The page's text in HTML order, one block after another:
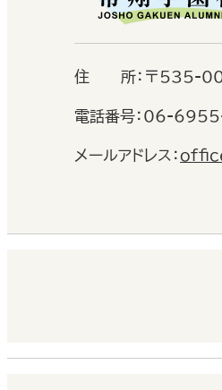
住 所： 〒535-
電話番号： 06-
メールアドレス：